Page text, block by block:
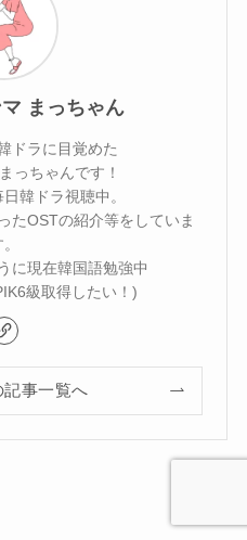
まっちゃん
ドラに目覚めた
っちゃんです！
韓ドラ視聴中。
たOSTの紹介等をしていま
に現在韓国語勉強中
級取得したい！)
記事一覧へ